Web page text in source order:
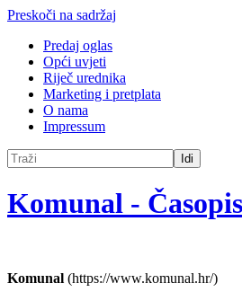
Preskoči na sadržaj
Predaj oglas
Opći uvjeti
Riječ urednika
Marketing i pretplata
O nama
Impressum
Idi
Komunal -
Komunal (https://www.komunal.hr/)